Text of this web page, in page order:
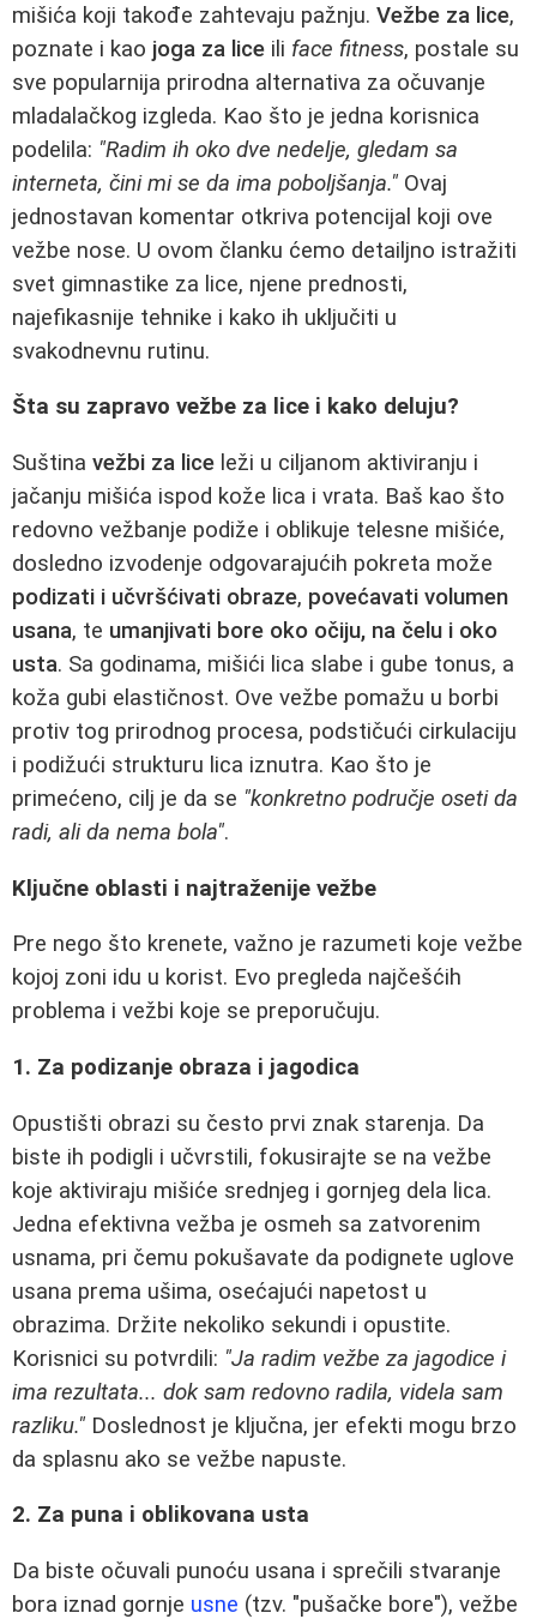
mišića koji takođe zahtevaju pažnju. Vežbe za lice,
poznate i kao joga za lice ili face fitness, postale su
sve popularnija prirodna alternativa za očuvanje
mladalačkog izgleda. Kao što je jedna korisnica
podelila: "Radim ih oko dve nedelje, gledam sa
interneta, čini mi se da ima poboljšanja." Ovaj
jednostavan komentar otkriva potencijal koji ove
vežbe nose. U ovom članku ćemo detailjno istražiti
svet gimnastike za lice, njene prednosti,
najefikasnije tehnike i kako ih uključiti u
svakodnevnu rutinu.
Šta su zapravo vežbe za lice i kako deluju?
Suština vežbi za lice leži u ciljanom aktiviranju i
jačanju mišića ispod kože lica i vrata. Baš kao što
redovno vežbanje podiže i oblikuje telesne mišiće,
dosledno izvodenje odgovarajućih pokreta može
podizati i učvršćivati obraze, povećavati volumen
usana, te umanjivati bore oko očiju, na čelu i oko
usta. Sa godinama, mišići lica slabe i gube tonus, a
koža gubi elastičnost. Ove vežbe pomažu u borbi
protiv tog prirodnog procesa, podstičući cirkulaciju
i podižući strukturu lica iznutra. Kao što je
primećeno, cilj je da se "konkretno područje oseti da
radi, ali da nema bola".
Ključne oblasti i najtraženije vežbe
Pre nego što krenete, važno je razumeti koje vežbe
kojoj zoni idu u korist. Evo pregleda najčešćih
problema i vežbi koje se preporučuju.
1. Za podizanje obraza i jagodica
Opustišti obrazi su često prvi znak starenja. Da
biste ih podigli i učvrstili, fokusirajte se na vežbe
koje aktiviraju mišiće srednjeg i gornjeg dela lica.
Jedna efektivna vežba je osmeh sa zatvorenim
usnama, pri čemu pokušavate da podignete uglove
usana prema ušima, osećajući napetost u
obrazima. Držite nekoliko sekundi i opustite.
Korisnici su potvrdili: "Ja radim vežbe za jagodice i
ima rezultata... dok sam redovno radila, videla sam
razliku." Doslednost je ključna, jer efekti mogu brzo
da splasnu ako se vežbe napuste.
2. Za puna i oblikovana usta
Da biste očuvali punoću usana i sprečili stvaranje
bora iznad gornje usne (tzv. "pušačke bore"), vežbe